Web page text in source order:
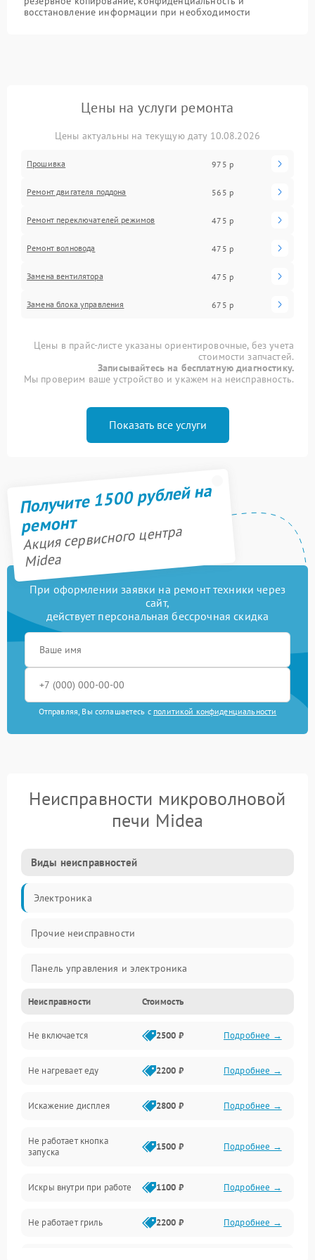
восстановление информации при необходимости
Цены на услуги ремонта
Цены актуальны на текущую дату 10.08.2026
Прошивка 975 р
Ремонт двигателя поддона 565 р
Ремонт переключателей режимов 475 р
Ремонт волновода 475 р
Замена вентилятора 475 р
Замена блока управления 675 р
Цены в прайс-листе указаны ориентировочные, без учета
стоимости запчастей.
Записывайтесь на бесплатную диагностику.
Мы проверим ваше устройство и укажем на неисправность.
Показать все услуги
Получите 1500 рублей на
ремонт
Акция сервисного центра
Midea
При оформлении заявки на ремонт техники через
сайт,
действует персональная бессрочная скидка
Отправляя, Вы соглашаетесь с политикой конфиденциальности
Неисправности микроволновой
печи Midea
Виды неисправностей
Электроника
Прочие неисправности
Панель управления и электроника
Дверца и корпус
Механика и внутренние элементы
Механические повреждения
Питание и запуск
Нагрев и приготовление
Программное обеспечение
Неисправности Стоимость
Не включается 2500 ₽ Подробнее →
Не нагревает еду 2200 ₽ Подробнее →
Искажение дисплея 2800 ₽ Подробнее →
Не работает кнопка
запуска
1500 ₽ Подробнее →
Искры внутри при работе 1100 ₽ Подробнее →
Не работает гриль 2200 ₽ Подробнее →